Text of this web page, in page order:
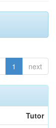
1 next
Tutor